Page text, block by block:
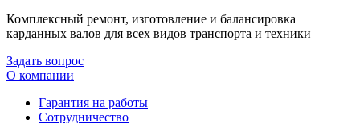
Комплексный ремонт, изготовление и балансировка
карданных валов для всех видов транспорта и техники
Задать вопрос
О компании
Гарантия на работы
Сотрудничество